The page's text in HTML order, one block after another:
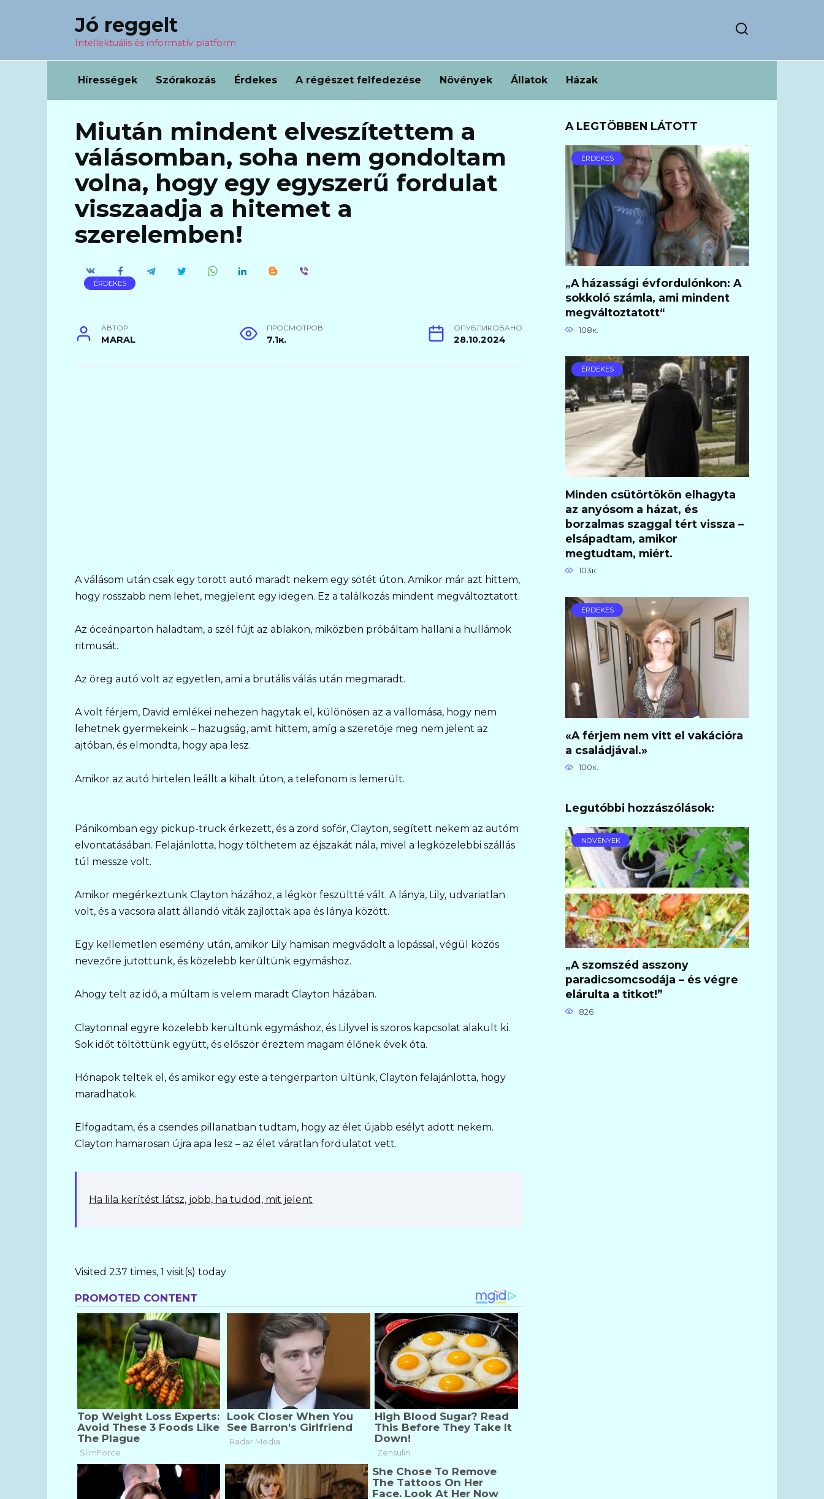
Jó reggelt
Intellektuális és informatív platform
Hírességek Szórakozás Érdekes A régészet felfedezése Növények Állatok Házak
Miután mindent elveszítettem a
válásomban, soha nem gondoltam
volna, hogy egy egyszerű fordulat
visszaadja a hitemet a
szerelemben!
ÉRDEKES
АВТОР
MARAL
ПРОСМОТРОВ
7.1к.
ОПУБЛИКОВАНО
28.10.2024
A válásom után csak egy törött autó maradt nekem egy sötét úton. Amikor már azt hittem,
hogy rosszabb nem lehet, megjelent egy idegen. Ez a találkozás mindent megváltoztatott.
Az óceánparton haladtam, a szél fújt az ablakon, miközben próbáltam hallani a hullámok
ritmusát.
Az öreg autó volt az egyetlen, ami a brutális válás után megmaradt.
A volt férjem, David emlékei nehezen hagytak el, különösen az a vallomása, hogy nem
lehetnek gyermekeink – hazugság, amit hittem, amíg a szeretője meg nem jelent az
ajtóban, és elmondta, hogy apa lesz.
Amikor az autó hirtelen leállt a kihalt úton, a telefonom is lemerült.
Pánikomban egy pickup-truck érkezett, és a zord sofőr, Clayton, segített nekem az autóm
elvontatásában. Felajánlotta, hogy tölthetem az éjszakát nála, mivel a legközelebbi szállás
túl messze volt.
Amikor megérkeztünk Clayton házához, a légkör feszültté vált. A lánya, Lily, udvariatlan
volt, és a vacsora alatt állandó viták zajlottak apa és lánya között.
Egy kellemetlen esemény után, amikor Lily hamisan megvádolt a lopással, végül közös
nevezőre jutottunk, és közelebb kerültünk egymáshoz.
Ahogy telt az idő, a múltam is velem maradt Clayton házában.
Claytonnal egyre közelebb kerültünk egymáshoz, és Lilyvel is szoros kapcsolat alakult ki.
Sok időt töltöttünk együtt, és először éreztem magam élőnek évek óta.
Hónapok teltek el, és amikor egy este a tengerparton ültünk, Clayton felajánlotta, hogy
maradhatok.
Elfogadtam, és a csendes pillanatban tudtam, hogy az élet újabb esélyt adott nekem.
Clayton hamarosan újra apa lesz – az élet váratlan fordulatot vett.
Ha lila kerítést látsz, jobb, ha tudod, mit jelent
Visited 237 times, 1 visit(s) today
A LEGTÖBBEN LÁTOTT
ÉRDEKES
„A házassági évfordulónkon: A
sokkoló számla, ami mindent
megváltoztatott“
108к.
ÉRDEKES
Minden csütörtökön elhagyta
az anyósom a házat, és
borzalmas szaggal tért vissza –
elsápadtam, amikor
megtudtam, miért.
103к.
ÉRDEKES
«A férjem nem vitt el vakációra
a családjával.»
100к.
Legutóbbi hozzászólások:
NÖVÉNYEK
„A szomszéd asszony
paradicsomcsodája – és végre
elárulta a titkot!”
826